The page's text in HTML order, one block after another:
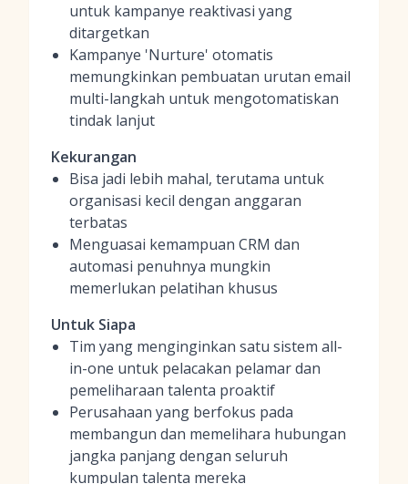
untuk kampanye reaktivasi yang
ditargetkan
Kampanye 'Nurture' otomatis
memungkinkan pembuatan urutan email
multi-langkah untuk mengotomatiskan
tindak lanjut
Kekurangan
Bisa jadi lebih mahal, terutama untuk
organisasi kecil dengan anggaran
terbatas
Menguasai kemampuan CRM dan
automasi penuhnya mungkin
memerlukan pelatihan khusus
Untuk Siapa
Tim yang menginginkan satu sistem all-
in-one untuk pelacakan pelamar dan
pemeliharaan talenta proaktif
Perusahaan yang berfokus pada
membangun dan memelihara hubungan
jangka panjang dengan seluruh
kumpulan talenta mereka